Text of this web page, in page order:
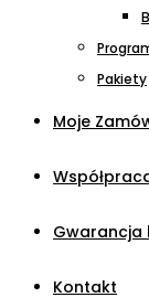
Pakiety
Moje
Gwarancja
Kontakt